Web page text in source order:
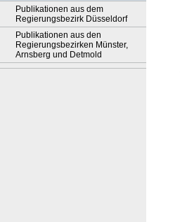
Publikationen aus dem
Regierungsbezirk Düsseldorf
Publikationen aus den
Regierungsbezirken Münster,
Arnsberg und Detmold